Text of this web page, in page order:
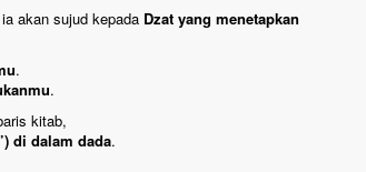
akan sujud kepada Dzat yang menetapkan
.
.
kitab,
di dalam dada.